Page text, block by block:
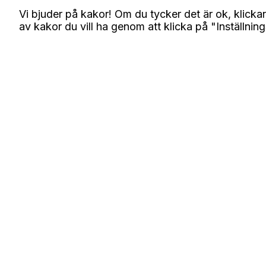
Vi bjuder på kakor! Om du tycker det är ok,
av kakor du vill ha genom att klicka på